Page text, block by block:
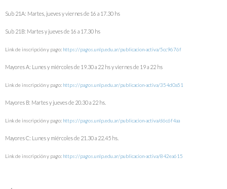
Sub 21A: Martes, jueves y viernes de 16 a 17.30 hs
Sub 21B: Martes y jueves de 16 a 17.30 hs
Link de inscripción y pago: https://pagos.unlp.edu.ar/publicacion-activa/5cc9676f
Mayores A: Lunes y miércoles de 19.30 a 22 hs y viernes de 19 a 22 hs
Link de inscripción y pago: https://pagos.unlp.edu.ar/publicacion-activa/354d0a51
Mayores B: Martes y jueves de 20.30 a 22 hs.
Link de inscripción y pago: https://pagos.unlp.edu.ar/publicacion-activa/d6c6f4aa
Mayores C: Lunes y miércoles de 21.30 a 22.45 hs.
Link de inscripción y pago: https://pagos.unlp.edu.ar/publicacion-activa/842ea615